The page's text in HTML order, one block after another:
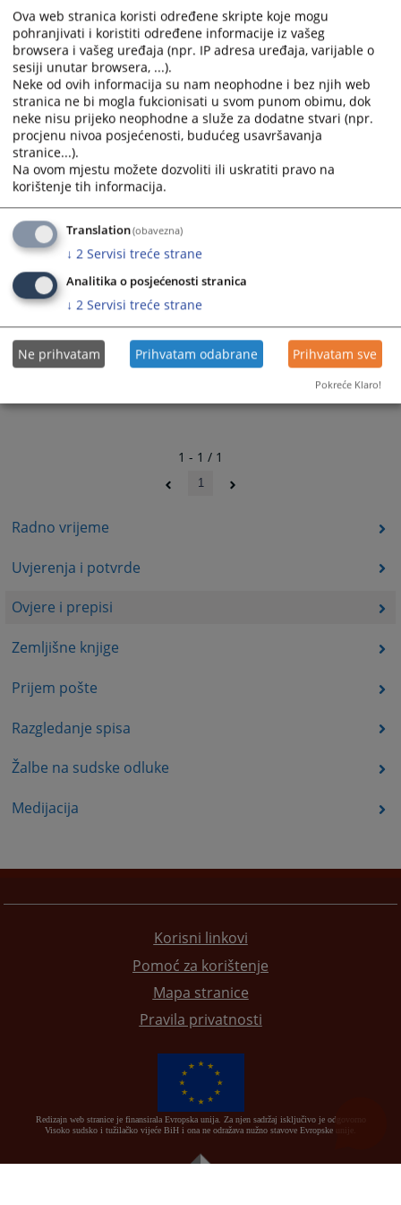
Radno vrijeme
Uvjerenja i potvrde
Ovjere i prepisi
Zemljišne knjige
Prijem pošte
Razgledanje spisa
Žalbe na sudske odluke
Medijacija
Ppština 107,
Budžetska organizacija 1069001.
Cijena ovjere ugovora o otkupu stana je 105,00 KM.
Sve dodatne informacije možete dobiti direktno od
referenta za ovjere.
2060 PREGLEDA
Prateći dokumenti
Nadovjera-apostille pecat
1 - 1 / 1
1
Korisni linkovi
Pomoć za korištenje
Mapa stranice
Pravila privatnosti
Redizajn web stranice je finansirala Evropska unija. Za njen sadržaj isključivo je odgovorno
Visoko sudsko i tužilačko vijeće BiH i ona ne odražava nužno stavove Evropske unije.
Ova web stranica koristi određene skripte koje mogu
pohranjivati i koristiti određene informacije iz vašeg
browsera i vašeg uređaja (npr. IP adresa uređaja, varijable o
sesiji unutar browsera, ...).
Neke od ovih informacija su nam neophodne i bez njih web
stranica ne bi mogla fukcionisati u svom punom obimu, dok
neke nisu prijeko neophodne a služe za dodatne stvari (npr.
procjenu nivoa posjećenosti, budućeg usavršavanja
stranice...).
Na ovom mjestu možete dozvoliti ili uskratiti pravo na
korištenje tih informacija.
Translation(obavezna)
↓ 2 Servisi treće strane
Analitika o posjećenosti stranica
↓ 2 Servisi treće strane
Ne prihvatam Prihvatam odabrane Prihvatam sve
Pokreće Klaro!